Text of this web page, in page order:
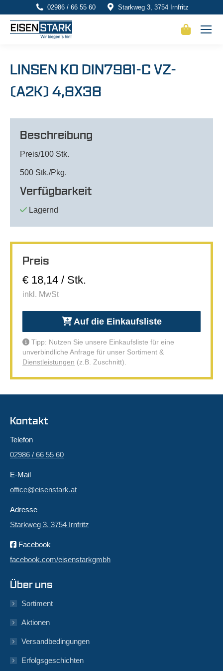
02986 / 66 55 60 Starkweg 3, 3754 Irnfritz
LINSEN KO DIN7981-C VZ-
(A2K) 4,8X38
Beschreibung
Preis/100 Stk.
500 Stk./Pkg.
Verfügbarkeit
Lagernd
Preis
€ 18,14 / Stk.
inkl. MwSt
Auf die Einkaufsliste
Tipp: Nutzen Sie unsere Einkaufsliste für eine
unverbindliche Anfrage für unser Sortiment &
Dienstleistungen (z.B. Zuschnitt).
Kontakt
Telefon
02986 / 66 55 60
E-Mail
office@eisenstark.at
Adresse
Starkweg 3, 3754 Irnfritz
Facebook
facebook.com/eisenstarkgmbh
Über uns
Sortiment
Aktionen
Versandbedingungen
Erfolgsgeschichten